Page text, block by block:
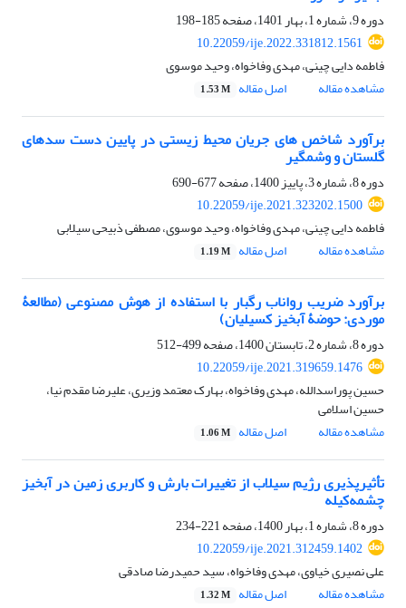
دوره 9، شماره 1، بهار 1401، صفحه
185-198
10.22059/ije.2022.331812.1561
فاطمه دایی چینی، مهدی وفاخواه، وحید موسوی
مشاهده مقاله
اصل مقاله 1.53 M
برآورد شاخص‏ های جریان محیط‏ زیستی در پایین ‏دست سدهای
گلستان و وشمگیر
دوره 8، شماره 3، پاییز 1400، صفحه
677-690
10.22059/ije.2021.323202.1500
فاطمه دایی چینی، مهدی وفاخواه، وحید موسوی، مصطفی ذبیحی سیلابی
مشاهده مقاله
اصل مقاله 1.19 M
برآورد ضریب رواناب رگبار با استفاده از هوش مصنوعی (مطالعۀ
موردی: حوضۀ آبخیز کسیلیان)
دوره 8، شماره 2، تابستان 1400، صفحه
499-512
10.22059/ije.2021.319659.1476
حسین پوراسدالله، مهدی وفاخواه، بهارک معتمد وزیری، علیرضا مقدم نیا،
حسین اسلامی
مشاهده مقاله
اصل مقاله 1.06 M
تأثیرپذیری رژیم سیلاب از تغییرات بارش و کاربری زمین در آبخیز
چشمه‌کیله
دوره 8، شماره 1، بهار 1400، صفحه
221-234
10.22059/ije.2021.312459.1402
علی نصیری خیاوی، مهدی وفاخواه، سید حمیدرضا صادقی
مشاهده مقاله
اصل مقاله 1.32 M